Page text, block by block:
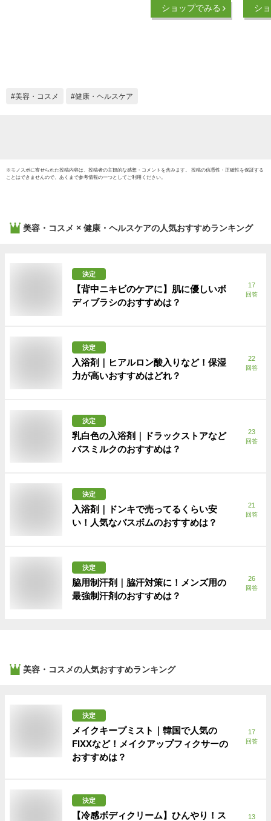
マッサージ フランキ
ショップでみる
ム マ
シ
美容・コスメ 健康・ヘルスケア
※モノスポに寄せられた投稿内容は、投稿者の主観的な感想・コメントを含みます。 投稿の信憑性・正確性を保証する
ことはできませんので、あくまで参考情報の一つとしてご利用ください。
美容・コスメ × 健康・ヘルスケアの人気おすすめランキング
決定
【背中ニキビのケアに】肌に優しいボ
ディブラシのおすすめは？
17
回答
決定
入浴剤｜ヒアルロン酸入りなど！保湿
力が高いおすすめはどれ？
22
回答
決定
乳白色の入浴剤｜ドラックストアなど
バスミルクのおすすめは？
23
回答
決定
入浴剤｜ドンキで売ってるくらい安
い！人気なバスボムのおすすめは？
21
回答
決定
脇用制汗剤｜脇汗対策に！メンズ用の
最強制汗剤のおすすめは？
26
回答
美容・コスメの人気おすすめランキング
決定
メイクキープミスト｜韓国で人気の
FIXXなど！メイクアップフィクサーの
おすすめは？
17
回答
決定
【冷感ボディクリーム】ひんやり！ス
13